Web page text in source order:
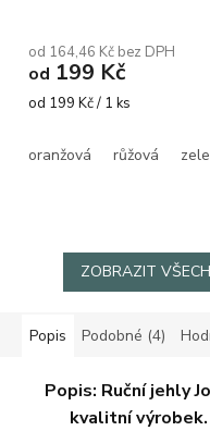
produktu
je
5,0
hvězdiček.
od 164,46 Kč bez DPH
od 199 Kč
Měrná
od 199 Kč / 1 ks
oranžová růžová
ZOBRAZIT
Popis Podobné (4)
Popis: Ruční jehly
kvalitní výrobek.